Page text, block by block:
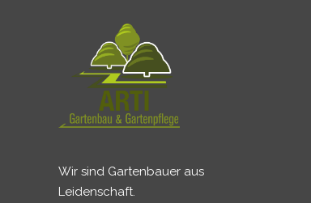
Wir sind Gartenbauer aus
Leidenschaft.